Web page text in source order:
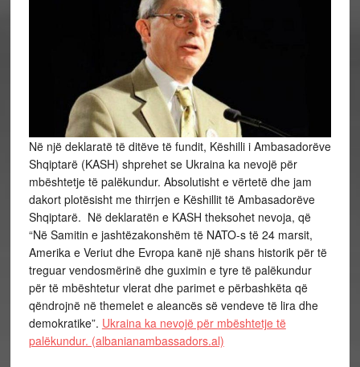
Në një deklaratë të ditëve të fundit, Këshilli i Ambasadorëve
Shqiptarë (KASH) shprehet se Ukraina ka nevojë për
mbështetje të palëkundur. Absolutisht e vërtetë dhe jam
dakort plotësisht me thirrjen e Këshillit të Ambasadorëve
Shqiptarë. Në deklaratën e KASH theksohet nevoja, që
“Në Samitin e jashtëzakonshëm të NATO-s të 24 marsit,
Amerika e Veriut dhe Evropa kanë një shans historik për të
treguar vendosmërinë dhe guximin e tyre të palëkundur
për të mbështetur vlerat dhe parimet e përbashkëta që
qëndrojnë në themelet e aleancës së vendeve të lira dhe
demokratike”. Ukraina ka nevojë për mbështetje të
palëkundur. (albanianambassadors.al)